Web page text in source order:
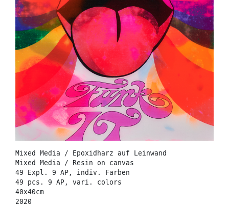
Mixed Media / Epoxidharz auf Leinwand
Mixed Media / Resin on canvas
49 Expl. 9 AP, indiv. Farben
49 pcs. 9 AP, vari. colors
40x40cm
2020